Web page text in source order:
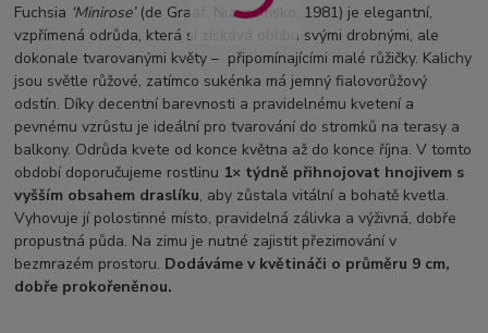
Fuchsia ‘Minirose’(de Graaf, Nizozemsko, 1981) je elegantní,
vzpřímená odrůda, která si získává oblibu svými drobnými, ale
dokonale tvarovanými květy – připomínajícími malé růžičky. Kalichy
jsou světle růžové, zatímco sukénka má jemný fialovorůžový
odstín. Díky decentní barevnosti a pravidelnému kvetení a
pevnému vzrůstu je ideální pro tvarování do stromků na terasy a
balkony. Odrůda kvete od konce května až do konce října. V tomto
období doporučujeme rostlinu 1× týdně přihnojovat hnojivem s
vyšším obsahem draslíku, aby zůstala vitální a bohatě kvetla.
Vyhovuje jí polostinné místo, pravidelná zálivka a výživná, dobře
propustná půda. Na zimu je nutné zajistit přezimování v
bezmrazém prostoru. Dodáváme v květináči o průměru 9 cm,
dobře prokořeněnou.